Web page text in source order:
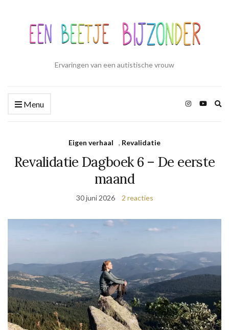
Ervaringen van een autistische vrouw
Menu
Eigen verhaal , Revalidatie
Revalidatie Dagboek 6 – De eerste
maand
30 juni 2026 2 reacties